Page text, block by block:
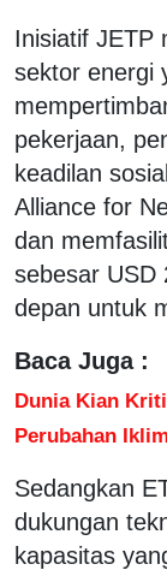
Inisiatif JETP
sektor energi
pekerjaan,
keadilan
Alliance for
dan
sebesar USD
depan untuk
Baca Juga :
Dunia Kian
Perubahan Iklim
Sedangkan
dukungan
kapasitas